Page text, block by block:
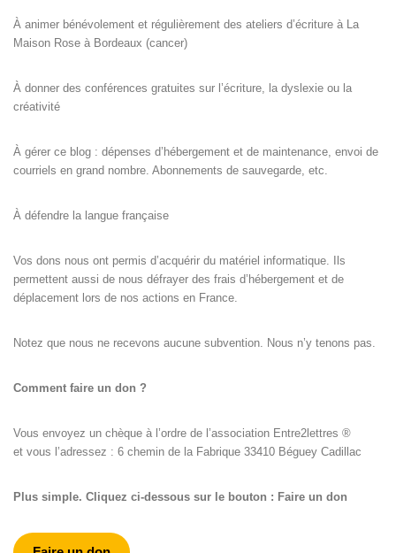
À animer bénévolement et régulièrement des ateliers d’écriture à La
Maison Rose à Bordeaux (cancer)
À donner des conférences gratuites sur l’écriture, la dyslexie ou la
créativité
À gérer ce blog : dépenses d’hébergement et de maintenance, envoi de
courriels en grand nombre. Abonnements de sauvegarde, etc.
À défendre la langue française
Vos dons nous ont permis d’acquérir du matériel informatique. Ils
permettent aussi de nous défrayer des frais d’hébergement et de
déplacement lors de nos actions en France.
Notez que nous ne recevons aucune subvention. Nous n’y tenons pas.
Comment faire un don ?
Vous envoyez un chèque à l’ordre de l’association Entre2lettres ®
et vous l’adressez : 6 chemin de la Fabrique 33410 Béguey Cadillac
Plus simple. Cliquez ci-dessous sur le bouton : Faire un don